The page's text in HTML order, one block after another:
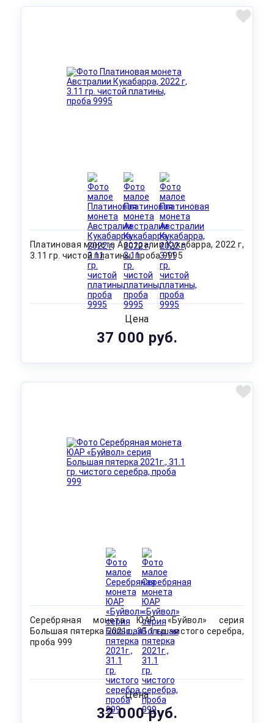
Платиновая монета Австралии Кукабарра, 2022 г,
3.11 гр. чистой платины, проба 9995
Цена
37 000 руб.
Серебряная монета ЮАР «Буйвол» серия
Большая пятерка 2021г., 31.1 гр. чистого серебра,
проба 999
Цена
32 000 руб.